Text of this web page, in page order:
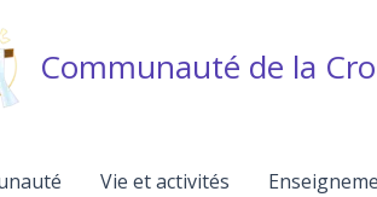
Communauté de la
Vie et activités